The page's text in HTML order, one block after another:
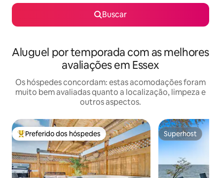
Buscar
Aluguel por temporada com as melhores
avaliações em Essex
Os hóspedes concordam: estas acomodações foram
muito bem avaliadas quanto a localização, limpeza e
outros aspectos.
Entre os melhores preferidos dos hóspedes
Preferido dos hóspedes Superhost
Superhost